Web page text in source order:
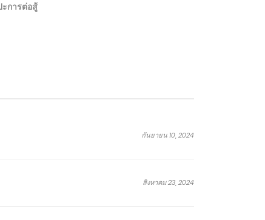
การต่อสู้
กันยายน 10, 2024
สิงหาคม 23, 2024